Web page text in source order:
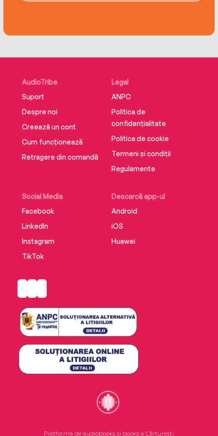
AudioTribe
Suport
Despre noi
Creează un cont
Cum funcționează
Retragere din comandă
Social Media
Facebook
LinkedIn
Instagram
TikTok
Descarcă app-ul
Android
iOS
Huawei
Legal
ANPC
Politica de
confidențialitate
Politica de cookie
Termeni și condiții
Regulamente
Platforma de audiobooks și books a Cărturești.